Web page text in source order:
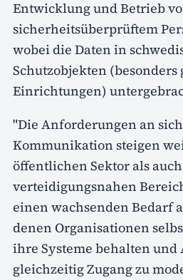
Entwicklung und Betrieb
sicherheitsüberprüftem
wobei die Daten in
Schutzobjekten (besonders
Einrichtungen)
"Die Anforderungen an
Kommunikation steigen
öffentlichen Sektor als
verteidigungsnahen
einen wachsenden Bedarf
denen Organisationen
ihre Systeme behalten und
gleichzeitig Zugang zu